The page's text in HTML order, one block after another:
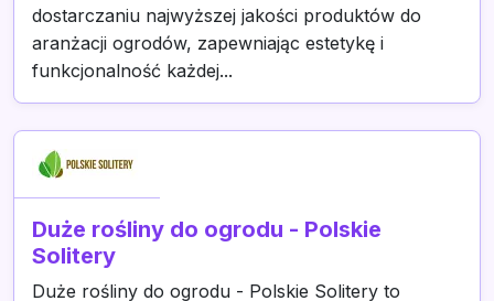
dostarczaniu najwyższej jakości produktów do
aranżacji ogrodów, zapewniając estetykę i
funkcjonalność każdej...
Duże rośliny do ogrodu - Polskie
Solitery
Duże rośliny do ogrodu - Polskie Solitery to